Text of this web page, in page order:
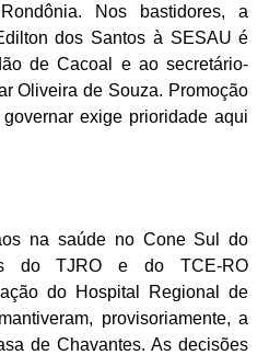
Nos bastidores, a
dos Santos à SESAU é
de Cacoal e ao secretário-
Oliveira de Souza. Promoção
exige prioridade aqui
na saúde no Cone Sul do
do TJRO e do TCE-RO
do Hospital Regional de
provisoriamente, a
de Chavantes. As decisões